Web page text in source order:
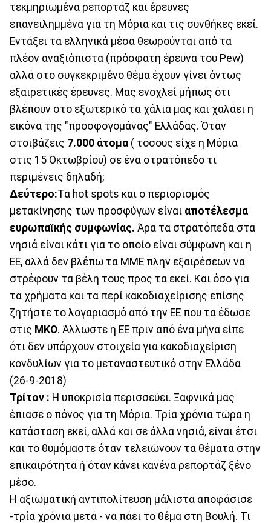
τεκμηριωμένα ρεπορτάζ και έρευνες
επανειλημμένα για τη Μόρια και τις συνθήκες εκεί.
Εντάξει τα ελληνικά μέσα θεωρούνται από τα
πλέον αναξιόπιστα (πρόσφατη έρευνα του Pew)
αλλά στο συγκεκριμένο θέμα έχουν γίνει όντως
εξαιρετικές έρευνες. Μας ενοχλεί μήπως ότι
βλέπουν στο εξωτερικό τα χάλια μας και χαλάει η
εικόνα της "προσφογομάνας" Ελλάδας. Όταν
στοιβάζεις 7.000 άτομα ( τόσους είχε η Μόρια
στις 15 Οκτωβρίου) σε ένα στρατόπεδο τι
περιμένεις δηλαδή;
Δεύτερο:Τα hot spots και ο περιορισμός
μετακίνησης των προσφύγων είναι αποτέλεσμα
ευρωπαϊκής συμφωνίας. Άρα τα στρατόπεδα στα
νησιά είναι κάτι για το οποίο είναι σύμφωνη και η
ΕΕ, αλλά δεν βλέπω τα ΜΜΕ πλην εξαιρέσεων να
στρέφουν τα βέλη τους προς τα εκεί. Και όσο για
τα χρήματα και τα περί κακοδιαχείρισης επίσης
ζητήστε το λογαριασμό από την ΕΕ που τα έδωσε
στις ΜΚΟ. Άλλωστε η ΕΕ πριν από ένα μήνα είπε
ότι δεν υπάρχουν στοιχεία για κακοδιαχείριση
κονδυλίων για το μεταναστευτικό στην Ελλάδα
(26-9-2018)
Τρίτον : Η υποκρισία περισσεύει. Ξαφνικά μας
έπιασε ο πόνος για τη Μόρια. Τρία χρόνια τώρα η
κατάσταση εκεί, αλλά και σε άλλα νησιά, είναι έτσι
και το θυμόμαστε όταν τελειώνουν τα θέματα στην
επικαιρότητα ή όταν κάνει κανένα ρεπορτάζ ξένο
μέσο.
Η αξιωματική αντιπολίτευση μάλιστα αποφάσισε
-τρία χρόνια μετά - να πάει το θέμα στη Βουλή. Τι